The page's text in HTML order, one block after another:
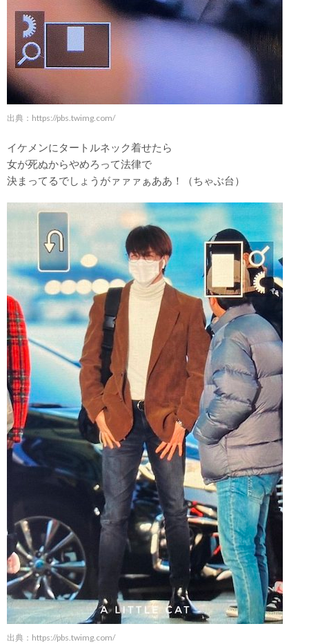
出典： https://pbs.twimg.com/
イケメンにタートルネック着せたら
女が死ぬからやめろって法律で
決まってるでしょうがァァァぁああ！（ちゃぶ台）
出典： https://pbs.twimg.com/